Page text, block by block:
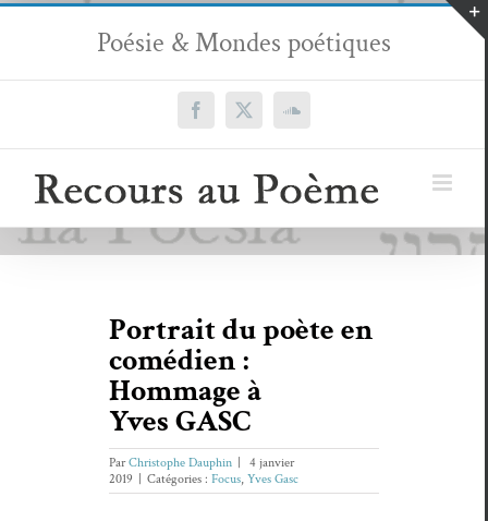
Passer
contenu
Poésie & Mondes poétiques
Facebook
X SoundCloud
Portrait du poète en
comédien :
Hommage à
Yves GASC
ParChristophe Dauphin
4 janvier
2019
Catégories : Focus, Yves Gasc